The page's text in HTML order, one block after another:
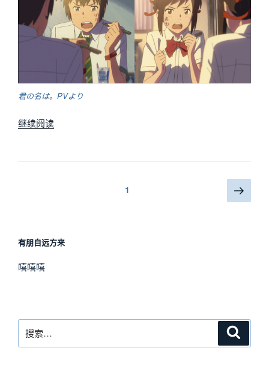
君の名は。PVより
继续阅读“闲
句
航
1 下
一
有朋自远方来
嘻嘻嘻
索：